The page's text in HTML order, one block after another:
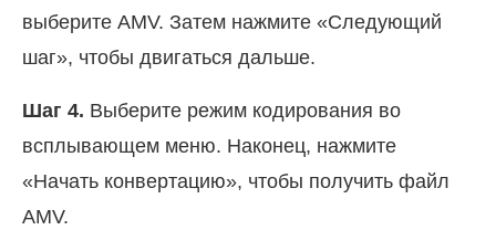
выберите AMV. Затем нажмите «Следующий
шаг», чтобы двигаться дальше.
Шаг 4. Выберите режим кодирования во
всплывающем меню. Наконец, нажмите
«Начать конвертацию», чтобы получить файл
AMV.